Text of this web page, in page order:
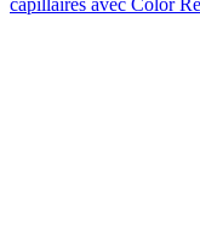
capillaires avec Color